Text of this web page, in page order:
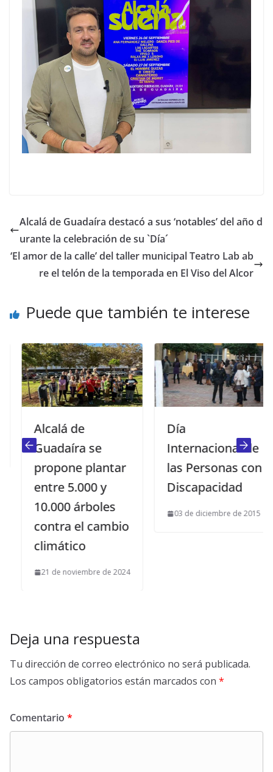
Alcalá de Guadaíra destacó a sus ‘notables’ del año d
urante la celebración de su `Día´
‘El amor de la calle’ del taller municipal Teatro Lab ab
re el telón de la temporada en El Viso del Alcor
Puede que también te interese
Alcalá de
Guadaíra se
propone plantar
entre 5.000 y
10.000 árboles
contra el cambio
climático
21 de noviembre de 2024
Día
Internacional de
las Personas con
Discapacidad
03 de diciembre de 2015
Deja una respuesta
Tu dirección de correo electrónico no será publicada.
Los campos obligatorios están marcados con *
Comentario *